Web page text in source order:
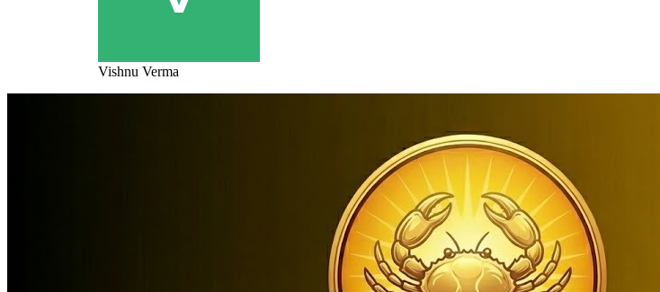
Vishnu Verma